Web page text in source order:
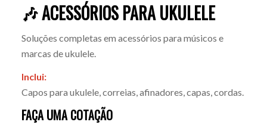
🎶 ACESSÓRIOS PARA UKULELE
Soluções completas em acessórios para músicos e
marcas de ukulele.
Inclui:
Capos para ukulele, correias, afinadores, capas, cordas.
FAÇA UMA COTAÇÃO